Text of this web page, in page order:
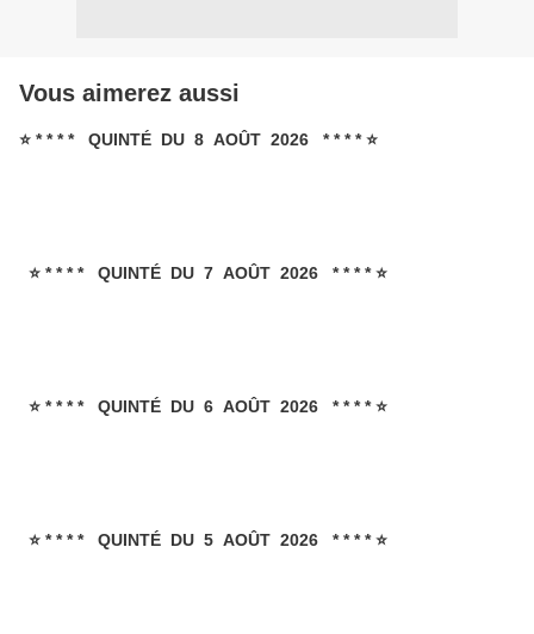
Vous aimerez aussi
⭐ * * * * QUINTÉ DU 8 AOÛT 2026 * * * * ⭐
⭐ * * * * QUINTÉ DU 7 AOÛT 2026 * * * * ⭐
⭐ * * * * QUINTÉ DU 6 AOÛT 2026 * * * * ⭐
⭐ * * * * QUINTÉ DU 5 AOÛT 2026 * * * * ⭐